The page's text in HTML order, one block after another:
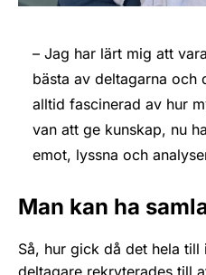
– Jag har lärt mig att
bästa av deltagarna och
alltid fascinerad av hur
van att ge kunskap, nu
emot, lyssna och
Man kan ha
Så, hur gick då det hela
deltagare rekryterades till